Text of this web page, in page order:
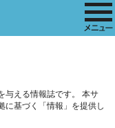
える情報誌です。
本サ
に基づく「情報」を提供し